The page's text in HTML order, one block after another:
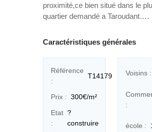
proximité,ce bien situé dans le
quartier demandé a Taroudant….
Caractéristiques générales
Référence
:
T14179
Prix : 300€/m²
Etat
:
?
construire
Voisins :
:
école :